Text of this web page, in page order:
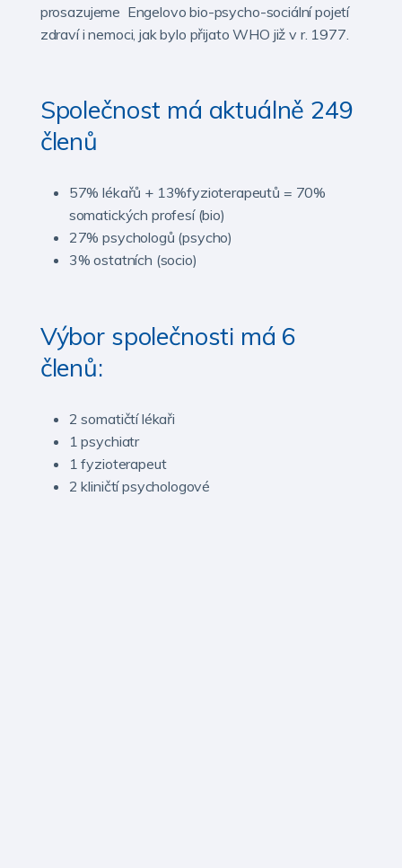
prosazujeme Engelovo bio-psycho-sociální pojetí
zdraví i nemoci, jak bylo přijato WHO již v r. 1977.
Společnost má aktuálně 249
členů
57% lékařů + 13%fyzioterapeutů = 70%
somatických profesí (bio)
27% psychologů (psycho)
3% ostatních (socio)
Výbor společnosti má 6
členů:
2 somatičtí lékaři
1 psychiatr
1 fyzioterapeut
2 kliničtí psychologové